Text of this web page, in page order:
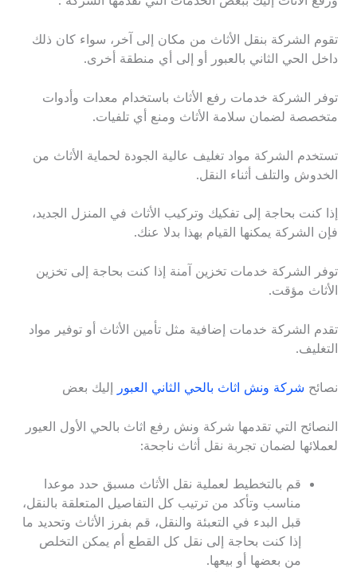
تقوم الشركة بنقل الأثاث من مكان إلى آخر، سواء كان ذلك
داخل الحي الثاني بالعبور أو إلى أي منطقة أخرى.
توفر الشركة خدمات رفع الأثاث باستخدام معدات وأدوات
متخصصة لضمان سلامة الأثاث ومنع أي تلفيات.
تستخدم الشركة مواد تغليف عالية الجودة لحماية الأثاث من
الخدوش والتلف أثناء النقل.
إذا كنت بحاجة إلى تفكيك وتركيب الأثاث في المنزل الجديد،
فإن الشركة يمكنها القيام بهذا بدلا عنك.
توفر الشركة خدمات تخزين آمنة إذا كنت بحاجة إلى تخزين
الأثاث مؤقت.
تقدم الشركة خدمات إضافية مثل تأمين الأثاث أو توفير مواد
التغليف.
نصائح شركة ونش اثاث بالحي الثاني العبور إليك بعض
النصائح التي تقدمها شركة ونش رفع اثاث بالحي الأول العيور
لعملائها لضمان تجربة نقل أثاث ناجحة:
قم بالتخطيط لعملية نقل الأثاث مسبق حدد موعدا
مناسب وتأكد من ترتيب كل التفاصيل المتعلقة بالنقل،
قبل البدء في التعبئة والنقل، قم بفرز الأثاث وتحديد ما
إذا كنت بحاجة إلى نقل كل القطع أم يمكن التخلص
من بعضها أو بيعها.